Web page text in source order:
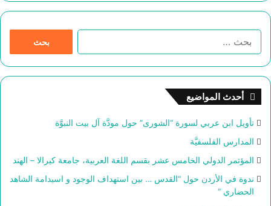
ح
:
أحدث المواضيع
تأويل ابن عربي لسورة “الشورى” حول مودَّة آل بيت النبوَّة
المدارس الفلسفيَّة
المؤتمر الدولي الخامس عشر بقسم اللغة العربية، جامعة كيرالا – الهند
ندوة في الأردن حول “القدس … بين استهداف الوجود و اسيدامة الشاهد
الحضاري “